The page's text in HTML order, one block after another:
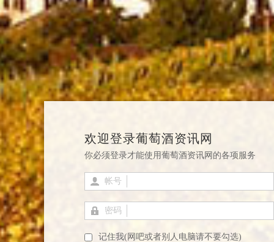
欢迎登录葡萄酒资讯网
你必须登录才能使用葡萄酒资讯网的各项服务
帐号
密码
记住我(网吧或者别人电脑请不要勾选)